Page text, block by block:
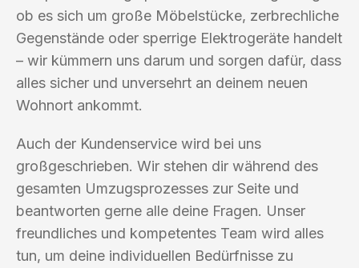
ob es sich um große Möbelstücke, zerbrechliche
Gegenstände oder sperrige Elektrogeräte handelt
– wir kümmern uns darum und sorgen dafür, dass
alles sicher und unversehrt an deinem neuen
Wohnort ankommt.
Auch der Kundenservice wird bei uns
großgeschrieben. Wir stehen dir während des
gesamten Umzugsprozesses zur Seite und
beantworten gerne alle deine Fragen. Unser
freundliches und kompetentes Team wird alles
tun, um deine individuellen Bedürfnisse zu